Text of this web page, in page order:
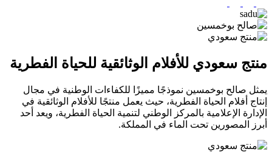
منتج سعودي للأفلام الوثائقية للحياة الفطرية
يمثل صالح بوخمسين نموذجًا مميزًا للكفاءات الوطنية في مجال
إنتاج أفلام الحياة الفطرية، حيث يعمل منتجًا للأفلام الوثائقية في
الإدارة الإعلامية بالمركز الوطني لتنمية الحياة الفطرية، ويعد أحد
أبرز المصورين تحت الماء في المملكة.